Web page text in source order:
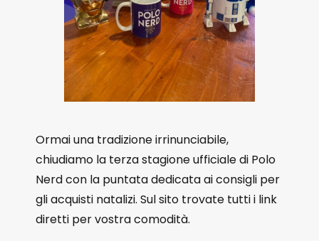
Ormai una tradizione irrinunciabile,
chiudiamo la terza stagione ufficiale di Polo
Nerd con la puntata dedicata ai consigli per
gli acquisti natalizi. Sul sito trovate tutti i link
diretti per vostra comodità.